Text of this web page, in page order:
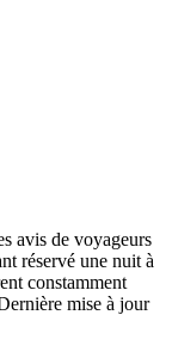
avis de voyageurs
réservé une nuit à
constamment
mise à jour